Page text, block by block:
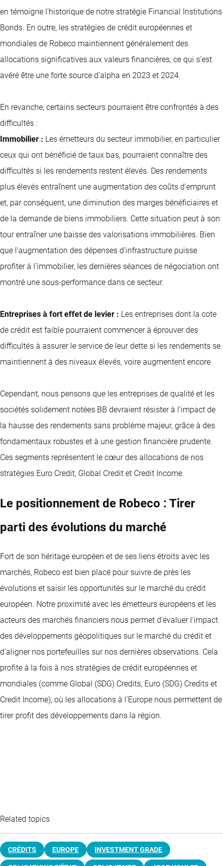
en témoigne l'historique de notre stratégie Financial Institutions
Bonds. En outre, les stratégies de crédit européennes et
mondiales de Robeco maintiennent généralement des
allocations significatives aux valeurs financières, ce qui s'est
avéré être une forte source d'alpha en 2023 et 2024.
En revanche, certains secteurs pourraient être confrontés à des
difficultés :
Immobilier : Les émetteurs du secteur immobilier, en particulier
ceux qui ont bénéficié de taux bas, pourraient connaître des
difficultés si les rendements restent élevés. Des rendements
plus élevés entraînent une augmentation des coûts d'emprunt
et, par conséquent, une diminution des marges bénéficiaires et
de la demande de biens immobiliers. Cette situation peut à son
tour entraîner une baisse des valorisations immobilières. Bien
que l'augmentation des dépenses d'infrastructure puisse
profiter à l'immobilier, les dernières séances de négociation ont
montré une sous-performance dans ce secteur.
Entreprises à fort effet de levier : Les entreprises dont la cote
de crédit est faible pourraient commencer à éprouver des
difficultés à assurer le service de leur dette si les rendements se
maintiennent à des niveaux élevés, voire augmentent encore.
Cependant, nous pensons que les entreprises de qualité et les
sociétés solidement notées BB devraient résister à l'impact de
la hausse des rendements sans problème majeur, grâce à des
fondamentaux robustes et à une gestion financière prudente.
Ces segments représentent le cœur des allocations de nos
stratégies Euro Credit, Global Credit et Credit Income.
Le positionnement de Robeco : Tirer
parti des évolutions du marché
Fort de son héritage européen et de ses liens étroits avec les
marchés, Robeco est bien placé pour suivre de près les
évolutions et saisir les opportunités sur le marché du crédit
européen. Notre proximité avec les émetteurs européens et les
acteurs des marchés financiers nous permet d'évaluer l'impact
des développements géopolitiques sur le marché du crédit et
d'aligner nos portefeuilles sur nos dernières observations. Cela
profite à la fois à nos stratégies de crédit européennes et
mondiales (comme Global (SDG) Credits, Euro (SDG) Credits et
Credit Income), où les allocations à l'Europe nous permettent de
tirer profit des développements dans la région.
Related topics
CRÉDITS EUROPE INVESTMENT GRADE